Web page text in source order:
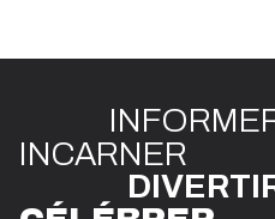
INFORME
INCARNER
DIVER